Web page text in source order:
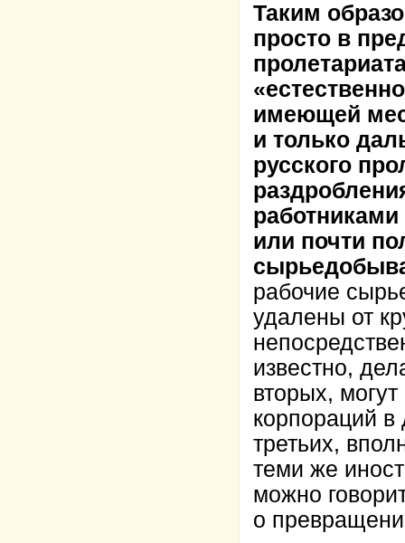
Таким
просто в
имеющей
и только
русского
работниками
или почти
рабочие
удалены от
известно,
вторых,
корпораций в
третьих,
теми же
можно
о